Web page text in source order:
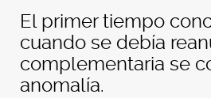
El primer tiempo
cuando se debía
complementaria se
anomalía.